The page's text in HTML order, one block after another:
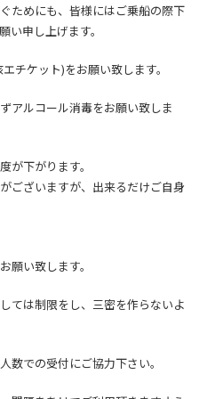
ためにも、皆様にはご乗船の際下
い申し上げます。
チケット)をお願い致します。
アルコール消毒をお願い致しま
が下がります。
ざいますが、出来るだけご自身
願い致します。
ては制限をし、三密を作らないよ
数での受付にご協力下さい。